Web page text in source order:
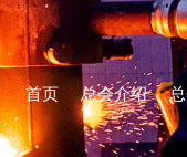
首页 总会介绍